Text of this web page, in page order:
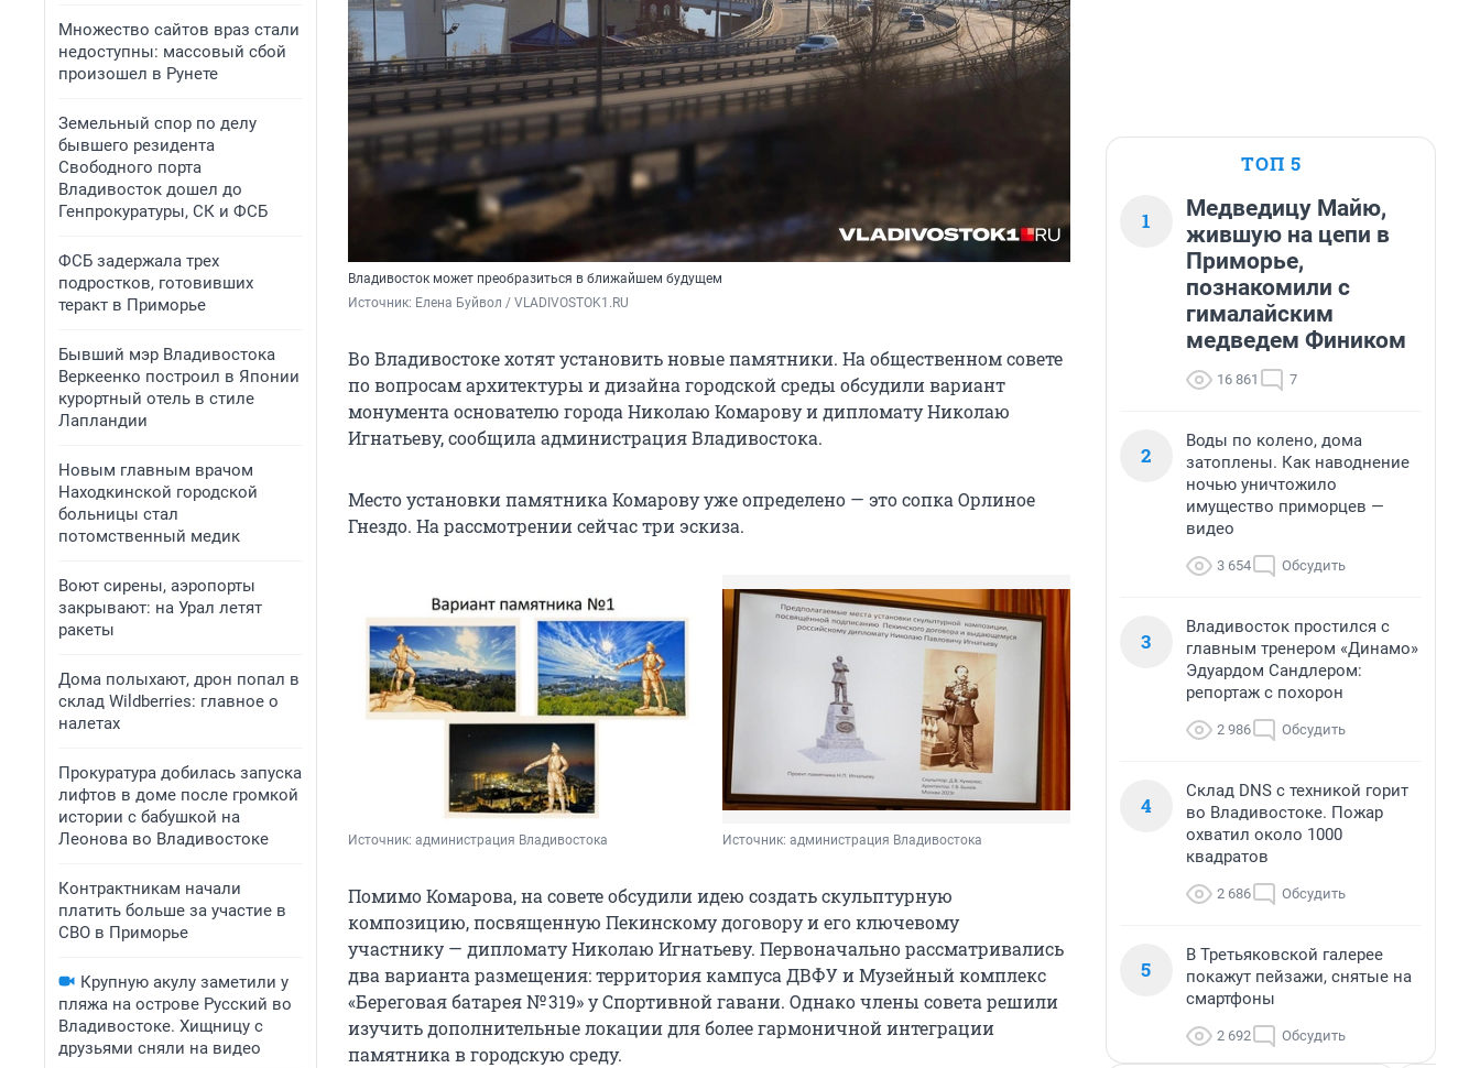
Множество сайтов враз стали
недоступны: массовый сбой
произошел в Рунете
Земельный спор по делу
бывшего резидента
Свободного порта
Владивосток дошел до
Генпрокуратуры, СК и ФСБ
ФСБ задержала трех
подростков, готовивших
теракт в Приморье
Бывший мэр Владивостока
Веркеенко построил в Японии
курортный отель в стиле
Лапландии
Новым главным врачом
Находкинской городской
больницы стал
потомственный медик
Воют сирены, аэропорты
закрывают: на Урал летят
ракеты
Дома полыхают, дрон попал в
склад Wildberries: главное о
налетах
Прокуратура добилась запуска
лифтов в доме после громкой
истории с бабушкой на
Леонова во Владивостоке
Контрактникам начали
платить больше за участие в
СВО в Приморье
Крупную акулу заметили у
пляжа на острове Русский во
Владивостоке. Хищницу с
друзьями сняли на видео
Владивосток может преобразиться в ближайшем будущем
Источник: Елена Буйвол / VLADIVOSTOK1.RU
Во Владивостоке хотят установить новые памятники. На общественном совете
по вопросам архитектуры и дизайна городской среды обсудили вариант
монумента основателю города Николаю Комарову и дипломату Николаю
Игнатьеву, сообщила администрация Владивостока.
Место установки памятника Комарову уже определено — это сопка Орлиное
Гнездо. На рассмотрении сейчас три эскиза.
Источник: администрация Владивостока Источник: администрация Владивостока
Помимо Комарова, на совете обсудили идею создать скульптурную
композицию, посвященную Пекинскому договору и его ключевому
участнику — дипломату Николаю Игнатьеву. Первоначально рассматривались
два варианта размещения: территория кампуса ДВФУ и Музейный комплекс
«Береговая батарея № 319» у Спортивной гавани. Однако члены совета решили
изучить дополнительные локации для более гармоничной интеграции
памятника в городскую среду.
ТОП 5
1
Медведицу Майю,
жившую на цепи в
Приморье,
познакомили с
гималайским
медведем Фиником
16 861 7
2
Воды по колено, дома
затоплены. Как наводнение
ночью уничтожило
имущество приморцев —
видео
3 654 Обсудить
3
Владивосток простился с
главным тренером «Динамо»
Эдуардом Сандлером:
репортаж с похорон
2 986 Обсудить
4
Склад DNS с техникой горит
во Владивостоке. Пожар
охватил около 1000
квадратов
2 686 Обсудить
5
В Третьяковской галерее
покажут пейзажи, снятые на
смартфоны
2 692 Обсудить